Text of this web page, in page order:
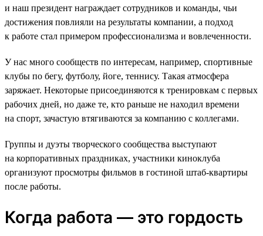
и наш президент награждает сотрудников и команды, чьи
достижения повлияли на результаты компании, а подход
к работе стал примером профессионализма и вовлеченности.
У нас много сообществ по интересам, например, спортивные
клубы по бегу, футболу, йоге, теннису. Такая атмосфера
заряжает. Некоторые присоединяются к тренировкам с первых
рабочих дней, но даже те, кто раньше не находил времени
на спорт, зачастую втягиваются за компанию с коллегами.
Группы и дуэты творческого сообщества выступают
на корпоративных праздниках, участники киноклуба
организуют просмотры фильмов в гостиной штаб-квартиры
после работы.
Когда работа — это гордость